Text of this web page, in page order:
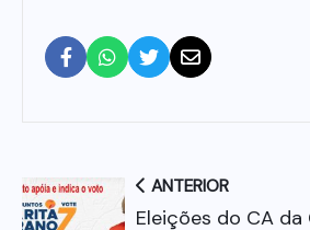
ANTERIOR
Eleições do CA